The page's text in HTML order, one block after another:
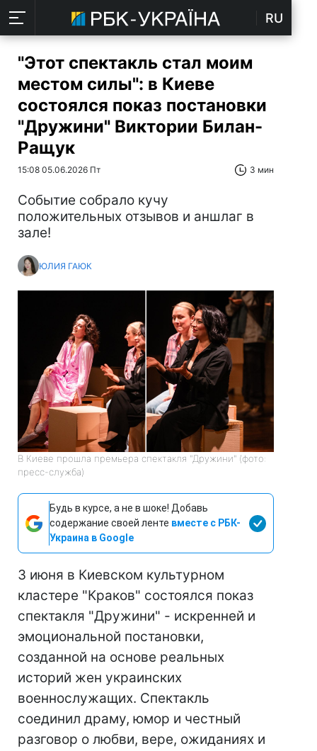
RU
"Этот спектакль стал моим
местом силы": в Киеве
состоялся показ постановки
"Дружини" Виктории Билан-
Ращук
15:08 05.06.2026 Пт 3 мин
Событие собрало кучу
положительных отзывов и аншлаг в
зале!
ЮЛИЯ ГАЮК
В Киеве прошла премьера спектакля "Дружини" (фото:
пресс-служба)
Будь в курсе, а не в шоке! Добавь
содержание своей ленте вместе с РБК-
Украина в Google
3 июня в Киевском культурном
кластере "Краков" состоялся показ
спектакля "Дружини" - искренней и
эмоциональной постановки,
созданной на основе реальных
историй жен украинских
военнослужащих. Спектакль
соединил драму, юмор и честный
разговор о любви, вере, ожиданиях и